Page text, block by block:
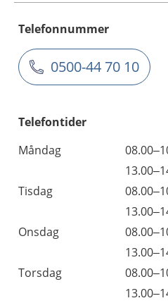
Telefonnummer
0500-44 70 10
Telefontider
Måndag
Tisdag
Onsdag
Torsdag